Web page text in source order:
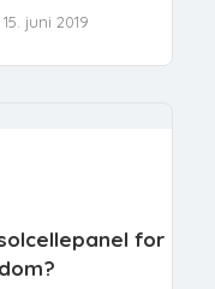
15. juni 2019
for